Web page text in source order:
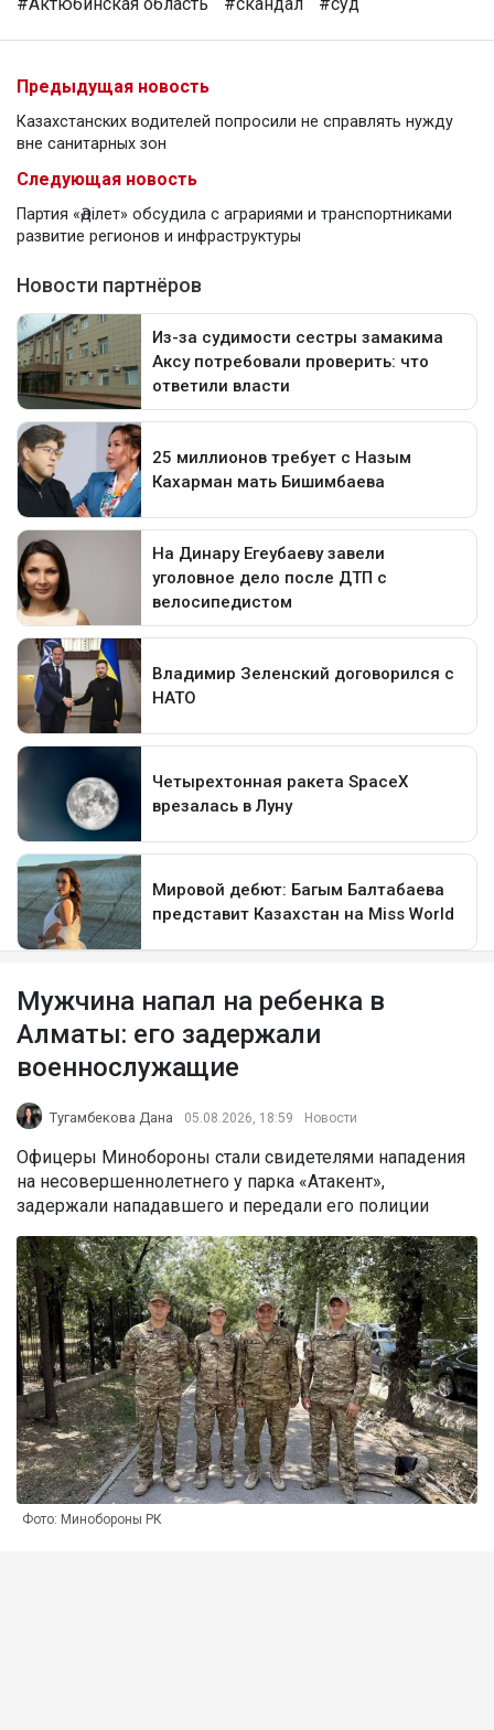
Предыдущая новость
Казахстанских водителей попросили не справлять нужду
вне санитарных зон
Следующая новость
Партия «Әділет» обсудила с аграриями и транспортниками
развитие регионов и инфраструктуры
Мужчина напал на ребенка в
Алматы: его задержали
военнослужащие
Тугамбекова Дана 05.08.2026, 18:59 Новости
Офицеры Минобороны стали свидетелями нападения
на несовершеннолетнего у парка «Атакент»,
задержали нападавшего и передали его полиции
Фото: Минобороны РК